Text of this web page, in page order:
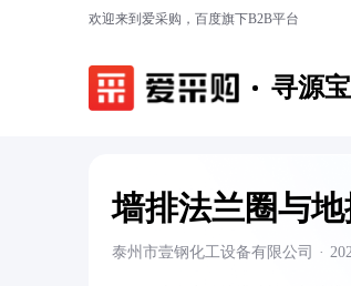
欢迎来到爱采购，百度旗下B2B平台
寻源
墙排法兰圈与
泰州市壹钢化工设备有限公司 ·